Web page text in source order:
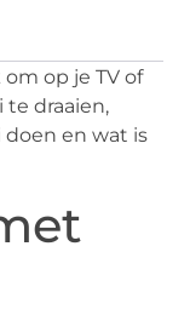
op je TV of
te draaien,
en wat is